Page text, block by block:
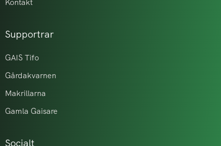
Kontakt
Supportrar
GAIS Tifo
Gårdakvarnen
Makrillarna
Gamla Gaisare
Socialt